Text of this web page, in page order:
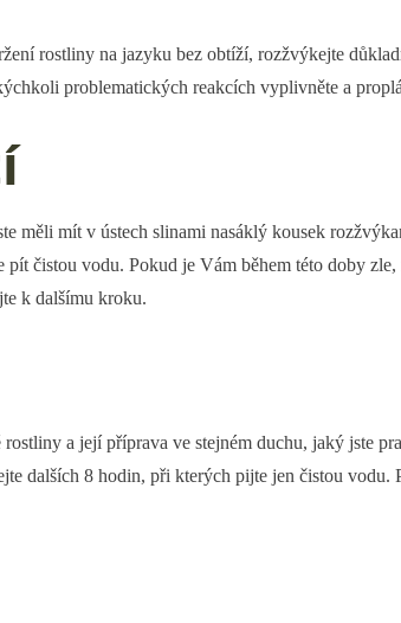
rostliny na jazyku bez obtíží, rozžvýkejte
problematických reakcích vyplivněte a
měli mít v ústech slinami nasáklý kousek
pít čistou vodu. Pokud je Vám během této doby
k dalšímu kroku.
rostliny a její příprava ve stejném duchu, jaký jste
dalších 8 hodin, při kterých pijte jen čistou